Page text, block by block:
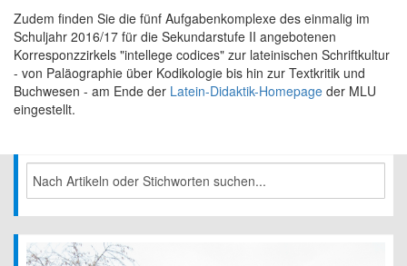
Zudem finden Sie die fünf Aufgabenkomplexe des einmalig im
Schuljahr 2016/17 für die Sekundarstufe II angebotenen
Korresponzzirkels "intellege codices" zur lateinischen Schriftkultur
- von Paläographie über Kodikologie bis hin zur Textkritik und
Buchwesen - am Ende der Latein-Didaktik-Homepage der MLU
eingestellt.